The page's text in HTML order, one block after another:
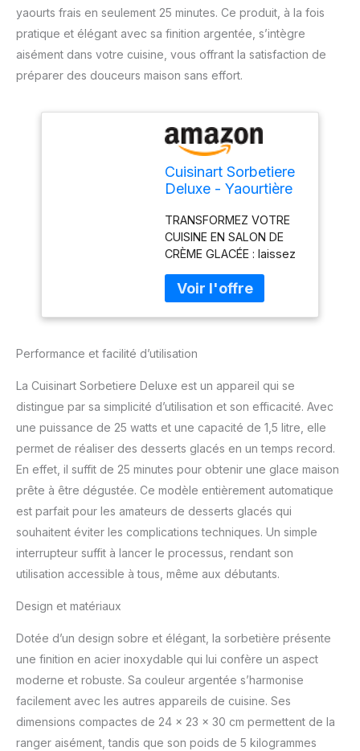
yaourts frais en seulement 25 minutes. Ce produit, à la fois
pratique et élégant avec sa finition argentée, s’intègre
aisément dans votre cuisine, vous offrant la satisfaction de
préparer des douceurs maison sans effort.
Cuisinart Sorbetiere
Deluxe - Yaourtière
Desserts maison -
Facile à utiliser à la
maison - Prêt en 25
minutes - Garantie
de 5 ans - Capacité
de 2L - Argent
ICE30BCU
TRANSFORMEZ VOTRE
CUISINE EN SALON DE
CRÈME GLACÉE : laissez
imagination avec cette
sorbetière. Sorbets ou
crèmes glacées aux
aux recettes originales,
! FACILE À CONGELER :
Précongelez le bol
pendant la nuit pour une
prête à être
consommée. Gardez
toujours le bol au
congélateur pour avoir la
un dessert glacé fait
maison dès que
souhaitez. MIXER,
supplémentaires au fur
et à mesure que vous
mixez pour un tourbillon
de noix croquantes, de
pépites de chocolat ou
de morceaux de fruits
Performance et facilité d’utilisation
La Cuisinart Sorbetiere Deluxe est un appareil qui se
distingue par sa simplicité d’utilisation et son efficacité. Avec
une puissance de 25 watts et une capacité de 1,5 litre, elle
permet de réaliser des desserts glacés en un temps record.
En effet, il suffit de 25 minutes pour obtenir une glace maison
prête à être dégustée. Ce modèle entièrement automatique
est parfait pour les amateurs de desserts glacés qui
souhaitent éviter les complications techniques. Un simple
interrupteur suffit à lancer le processus, rendant son
utilisation accessible à tous, même aux débutants.
Design et matériaux
Dotée d’un design sobre et élégant, la sorbetière présente
une finition en acier inoxydable qui lui confère un aspect
moderne et robuste. Sa couleur argentée s’harmonise
facilement avec les autres appareils de cuisine. Ses
dimensions compactes de 24 x 23 x 30 cm permettent de la
ranger aisément, tandis que son poids de 5 kilogrammes